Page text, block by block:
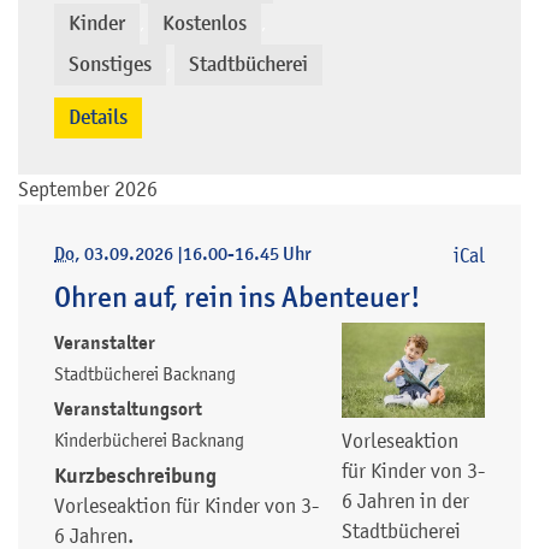
Kinder Kostenlos
Sonstiges Stadtbücherei
Details
September 2026
Do, 03.09.2026 |16.00-16.45 Uhr
Ohren auf, rein ins Abenteuer!
Vorleseaktion
für Kinder von 3-
6 Jahren in der
Stadtbücherei
Veranstalter
Stadtbücherei Backnang
Veranstaltungsort
Kinderbücherei Backnang
Kurzbeschreibung
Vorleseaktion für Kinder von 3-
6 Jahren.
iCal